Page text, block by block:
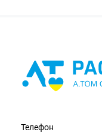
Телефон